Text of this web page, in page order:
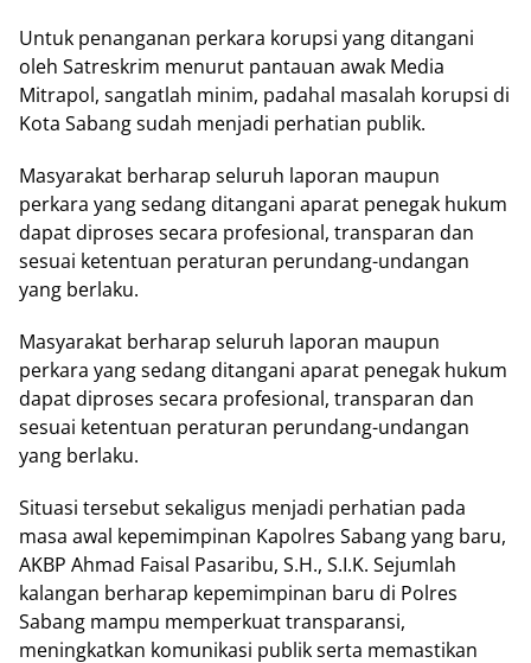
Untuk penanganan perkara korupsi yang ditangani
oleh Satreskrim menurut pantauan awak Media
Mitrapol, sangatlah minim, padahal masalah korupsi di
Kota Sabang sudah menjadi perhatian publik.
Masyarakat berharap seluruh laporan maupun
perkara yang sedang ditangani aparat penegak hukum
dapat diproses secara profesional, transparan dan
sesuai ketentuan peraturan perundang-undangan
yang berlaku.
Masyarakat berharap seluruh laporan maupun
perkara yang sedang ditangani aparat penegak hukum
dapat diproses secara profesional, transparan dan
sesuai ketentuan peraturan perundang-undangan
yang berlaku.
Situasi tersebut sekaligus menjadi perhatian pada
masa awal kepemimpinan Kapolres Sabang yang baru,
AKBP Ahmad Faisal Pasaribu, S.H., S.I.K. Sejumlah
kalangan berharap kepemimpinan baru di Polres
Sabang mampu memperkuat transparansi,
meningkatkan komunikasi publik serta memastikan